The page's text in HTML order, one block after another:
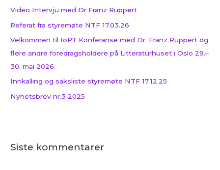
r
:
Video Intervju med Dr Franz Ruppert
Referat fra styremøte NTF 17.03.26
Velkommen til IoPT Konferanse med Dr. Franz Ruppert og
flere andre foredragsholdere på Litteraturhuset i Oslo 29.–
30. mai 2026.
Innkalling og saksliste styremøte NTF 17.12.25
Nyhetsbrev nr.3 2025
Siste kommentarer